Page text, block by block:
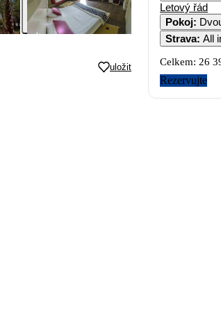
uložit
Letový řád
Pokoj:
Strava: All
Celkem: 26
Rezervujte